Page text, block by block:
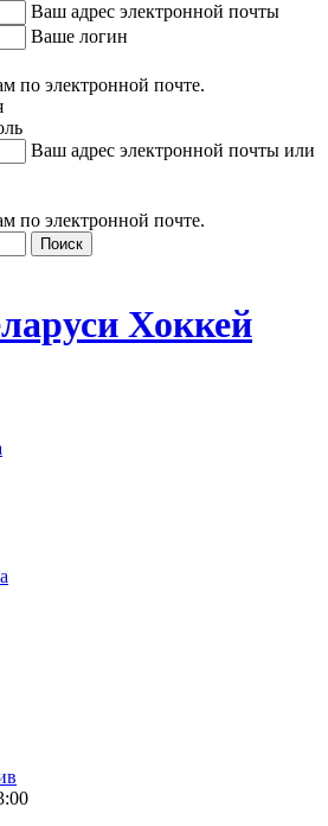
Ваш адрес электронной почты
Ваше логин
по электронной почте.
Ваш адрес электронной почты или
по электронной почте.
Хоккей